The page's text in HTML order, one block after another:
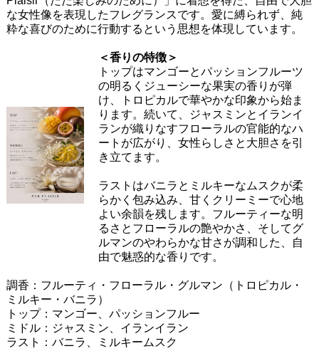
な女性像を表現したフレグランスです。愛に縛られず、純
粋な喜びのために行動するという思想を体現しています。
＜香りの特徴＞
トップはマンゴーとパッションフルーツ
の明るくジューシーな果実の香りが弾
け、トロピカルで華やかな印象から始ま
ります。続いて、ジャスミンとイランイ
ランが織りなすフローラルの官能的なハ
ートが広がり、女性らしさと大胆さを引
き立てます。
ラストはバニラとミルキーなムスクが柔
らかく包み込み、甘くクリーミーで心地
よい余韻を残します。フルーティーな明
るさとフローラルの艶やかさ、そしてグ
ルマンのやわらかな甘さが調和した、自
由で魅惑的な香りです。
調香：フルーティ・フローラル・グルマン（トロピカル・
ミルキー・バニラ）
トップ：マンゴー、パッションフルー
ミドル：ジャスミン、イランイラン
ラスト：バニラ、ミルキームスク